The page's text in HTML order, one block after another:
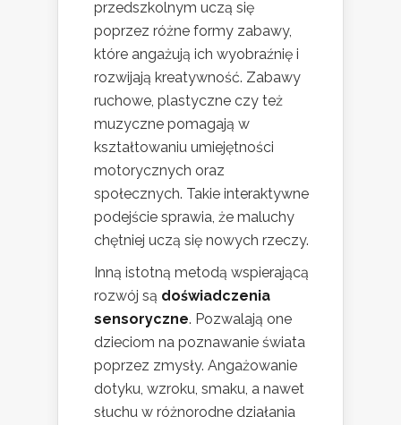
przedszkolnym uczą się
poprzez różne formy zabawy,
które angażują ich wyobraźnię i
rozwijają kreatywność. Zabawy
ruchowe, plastyczne czy też
muzyczne pomagają w
kształtowaniu umiejętności
motorycznych oraz
społecznych. Takie interaktywne
podejście sprawia, że maluchy
chętniej uczą się nowych rzeczy.
Inną istotną metodą wspierającą
rozwój są doświadczenia
sensoryczne. Pozwalają one
dzieciom na poznawanie świata
poprzez zmysły. Angażowanie
dotyku, wzroku, smaku, a nawet
słuchu w różnorodne działania